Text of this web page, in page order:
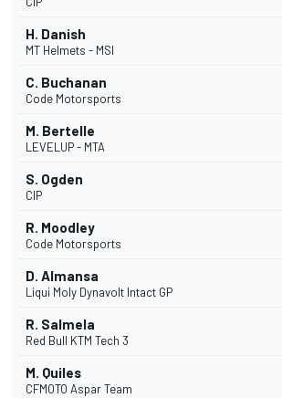
H. Danish
MT Helmets - MSI
C. Buchanan
Code Motorsports
M. Bertelle
LEVELUP - MTA
S. Ogden
CIP
R. Moodley
Code Motorsports
D. Almansa
Liqui Moly Dynavolt Intact GP
R. Salmela
Red Bull KTM Tech 3
M. Quiles
CFMOTO Aspar Team